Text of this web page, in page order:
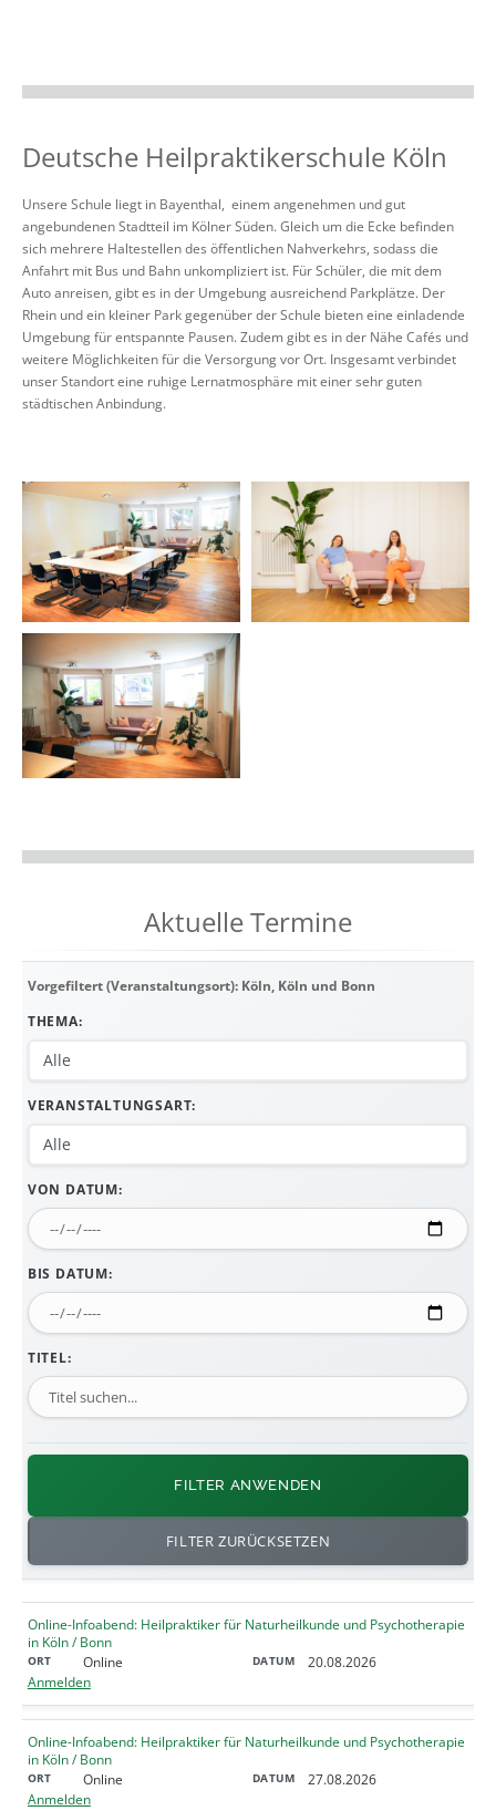
Deutsche Heilpraktikerschule Köln
Unsere Schule liegt in Bayenthal, einem angenehmen und gut
angebundenen Stadtteil im Kölner Süden. Gleich um die Ecke befinden
sich mehrere Haltestellen des öffentlichen Nahverkehrs, sodass die
Anfahrt mit Bus und Bahn unkompliziert ist. Für Schüler, die mit dem
Auto anreisen, gibt es in der Umgebung ausreichend Parkplätze. Der
Rhein und ein kleiner Park gegenüber der Schule bieten eine einladende
Umgebung für entspannte Pausen. Zudem gibt es in der Nähe Cafés und
weitere Möglichkeiten für die Versorgung vor Ort. Insgesamt verbindet
unser Standort eine ruhige Lernatmosphäre mit einer sehr guten
städtischen Anbindung.
Aktuelle Termine
Vorgefiltert (Veranstaltungsort): Köln, Köln und Bonn
THEMA:
VERANSTALTUNGSART:
VON DATUM:
BIS DATUM:
TITEL:
FILTER ANWENDEN
FILTER ZURÜCKSETZEN
Online-Infoabend: Heilpraktiker für Naturheilkunde und Psychotherapie
in Köln / Bonn
Online
20.08.2026
Anmelden
Online-Infoabend: Heilpraktiker für Naturheilkunde und Psychotherapie
in Köln / Bonn
Online
27.08.2026
Anmelden